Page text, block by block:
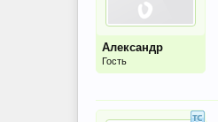
Александр
Гость